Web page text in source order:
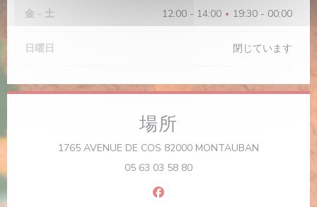
金 - 土 12:00 - 14:00 • 19:30 - 00:00
日曜日 閉じています
場所
1765 AVENUE DE COS 82000 MONTAUBAN
05 63 03 58 80
Facebook ((新しいウィンドウ